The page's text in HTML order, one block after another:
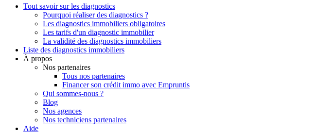
Tout savoir sur les diagnostics
Pourquoi réaliser des diagnostics ?
Les diagnostics immobiliers obligatoires
Les tarifs d'un diagnostic immobilier
La validité des diagnostics immobiliers
Liste des diagnostics immobiliers
À propos
Nos partenaires
Tous nos partenaires
Financer son crédit immo avec Empruntis
Qui sommes-nous ?
Blog
Nos agences
Nos techniciens partenaires
Aide